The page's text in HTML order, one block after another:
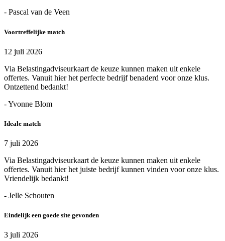
- Pascal van de Veen
Voortreffelijke match
12 juli 2026
Via Belastingadviseurkaart de keuze kunnen maken uit enkele
offertes. Vanuit hier het perfecte bedrijf benaderd voor onze klus.
Ontzettend bedankt!
- Yvonne Blom
Ideale match
7 juli 2026
Via Belastingadviseurkaart de keuze kunnen maken uit enkele
offertes. Vanuit hier het juiste bedrijf kunnen vinden voor onze klus.
Vriendelijk bedankt!
- Jelle Schouten
Eindelijk een goede site gevonden
3 juli 2026